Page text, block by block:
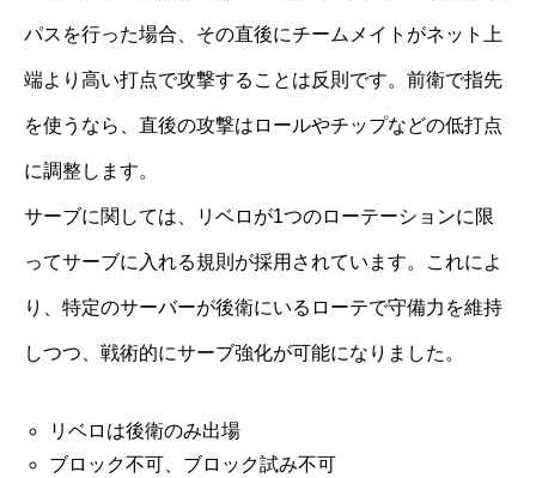
パスを行った場合、その直後にチームメイトがネット上
端より高い打点で攻撃することは反則です。前衛で指先
を使うなら、直後の攻撃はロールやチップなどの低打点
に調整します。
サーブに関しては、リベロが1つのローテーションに限
ってサーブに入れる規則が採用されています。これによ
り、特定のサーバーが後衛にいるローテで守備力を維持
しつつ、戦術的にサーブ強化が可能になりました。
リベロは後衛のみ出場
ブロック不可、ブロック試み不可